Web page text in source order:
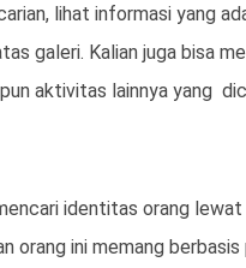
lihat informasi yang
galeri. Kalian juga bisa
aktivitas lainnya yang
identitas orang lewat
orang ini memang